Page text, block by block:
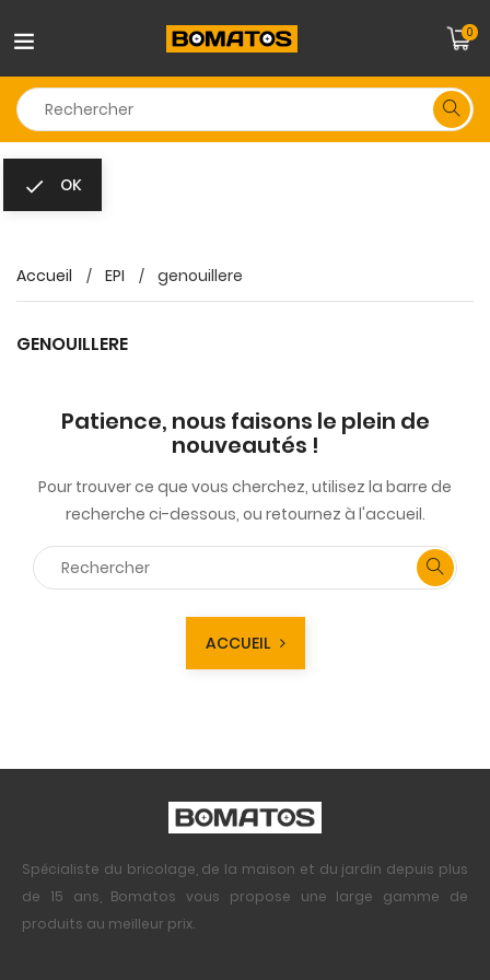
0
Accueil EPI genouillere
GENOUILLERE
Patience, nous faisons le plein de
nouveautés !
Pour trouver ce que vous cherchez, utilisez la barre de
recherche ci-dessous, ou retournez à l'accueil.
ACCUEIL
 OK
Spécialiste du bricolage, de la maison et du jardin depuis plus
de 15 ans, Bomatos vous propose une large gamme de
produits au meilleur prix.